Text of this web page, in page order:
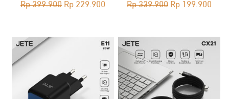
Rp399.900 Original
was:
Rp 229.900 Current
is:
Rp 229.900.
Rp339.900 Original
was:
Rp 339.900.
Rp 199.900
is: